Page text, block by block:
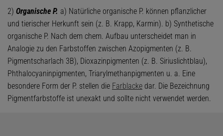
2) Organische P. a) Natürliche organische P. können pflanzlicher
und tierischer Herkunft sein (z. B. Krapp, Karmin). b) Synthetische
organische P. Nach dem chem. Aufbau unterscheidet man in
Analogie zu den Farbstoffen zwischen Azopigmenten (z. B.
Pigmentscharlach 3B), Dioxazinpigmenten (z. B. Siriuslichtblau),
Phthalocyaninpigmenten, Triarylmethanpigmenten u. a. Eine
besondere Form der P. stellen die Farblacke dar. Die Bezeichnung
Pigmentfarbstoffe ist unexakt und sollte nicht verwendet werden.